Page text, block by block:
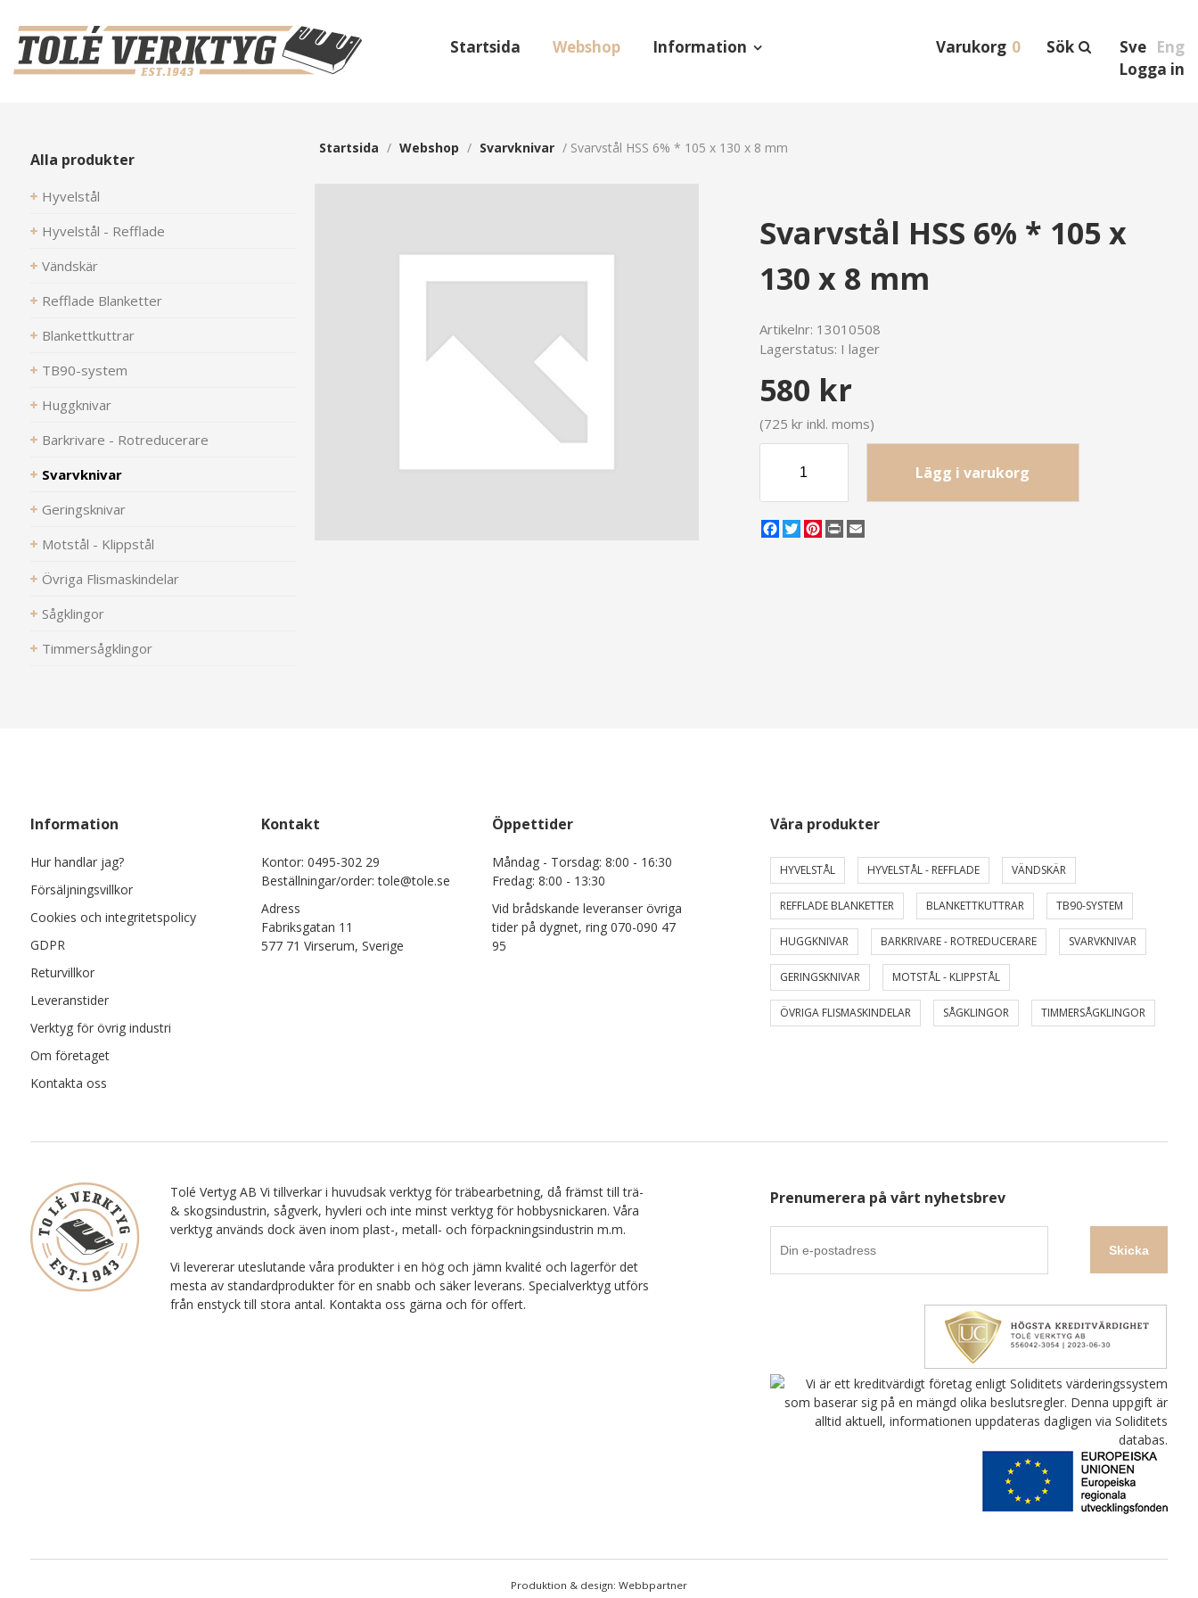
Startsida Webshop Information Sve Eng
Sök
Varukorg 0
Logga in
Alla produkter
Hyvelstål
Hyvelstål - Refflade
Vändskär
Refflade Blanketter
Blankettkuttrar
TB90-system
Huggknivar
Barkrivare - Rotreducerare
Svarvknivar
Geringsknivar
Motstål - Klippstål
Övriga Flismaskindelar
Sågklingor
Timmersågklingor
Startsida / Webshop / Svarvknivar / Svarvstål HSS 6% * 105 x 130 x 8 mm
Svarvstål HSS 6% * 105 x
130 x 8 mm
Artikelnr: 13010508
Lagerstatus: I lager
580 kr
(725 kr inkl. moms)
Lägg i varukorg
Facebook
TwitterPinterest
Print
Information
Hur handlar jag?
Försäljningsvillkor
Cookies och integritetspolicy
GDPR
Returvillkor
Leveranstider
Verktyg för övrig industri
Om företaget
Kontakta oss
Kontakt
Kontor: 0495-302 29
Beställningar/order: tole@tole.se
Adress
Fabriksgatan 11
577 71 Virserum, Sverige
Öppettider
Måndag - Torsdag: 8:00 - 16:30
Fredag: 8:00 - 13:30
Vid brådskande leveranser övriga
tider på dygnet, ring 070-090 47
95
Våra produkter
HYVELSTÅL HYVELSTÅL - REFFLADE VÄNDSKÄR
REFFLADE BLANKETTER BLANKETTKUTTRAR TB90-SYSTEM
HUGGKNIVAR BARKRIVARE - ROTREDUCERARE SVARVKNIVAR
GERINGSKNIVAR MOTSTÅL - KLIPPSTÅL
ÖVRIGA FLISMASKINDELAR SÅGKLINGOR TIMMERSÅGKLINGOR
Tolé Vertyg AB Vi tillverkar i huvudsak verktyg för träbearbetning, då främst till trä-
& skogsindustrin, sågverk, hyvleri och inte minst verktyg för hobbysnickaren. Våra
verktyg används dock även inom plast-, metall- och förpackningsindustrin m.m.
Vi levererar uteslutande våra produkter i en hög och jämn kvalité och lagerför det
mesta av standardprodukter för en snabb och säker leverans. Specialverktyg utförs
från enstyck till stora antal. Kontakta oss gärna och för offert.
Prenumerera på vårt nyhetsbrev
Produktion & design: Webbpartner